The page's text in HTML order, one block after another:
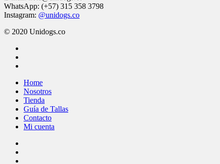
WhatsApp: (+57) 315 358 3798
Instagram: @unidogs.co
© 2020 Unidogs.co
Close
Menu
Home
Nosotros
Tienda
Guía de Tallas
Contacto
Mi cuenta